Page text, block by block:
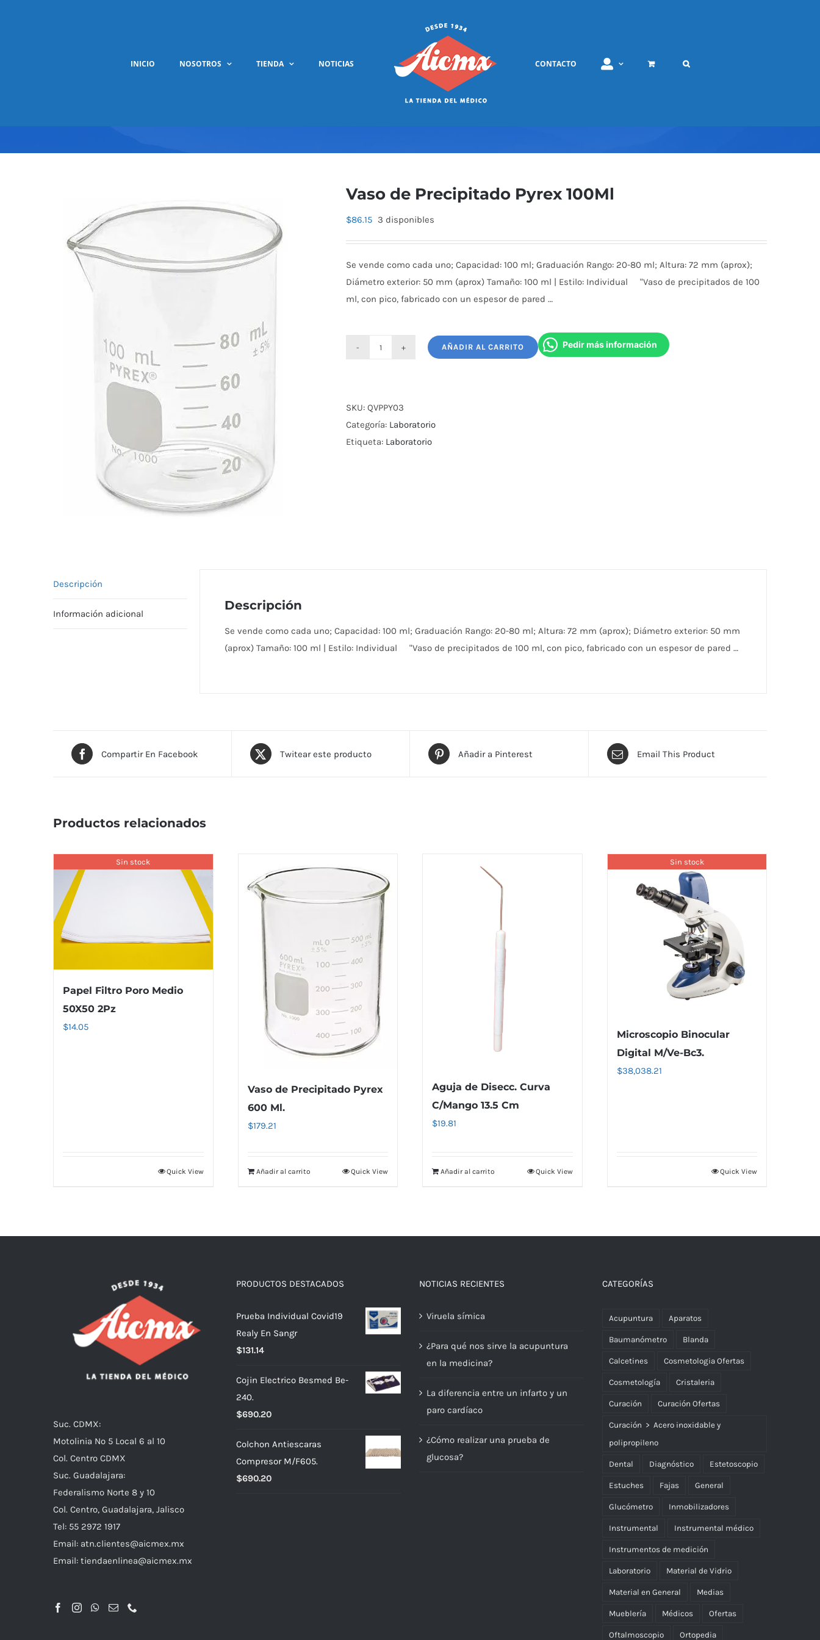
INICIO NOSOTROS TIENDA NOTICIAS CONTACTO
Vaso de Precipitado Pyrex 100Ml
$86.15 3 disponibles
Se vende como cada uno; Capacidad: 100 ml; Graduación Rango: 20-80 ml; Altura: 72 mm (aprox);
Diámetro exterior: 50 mm (aprox) Tamaño: 100 ml | Estilo: Individual "Vaso de precipitados de 100
ml, con pico, fabricado con un espesor de pared …
Pyrex
100Ml
cantidad
AÑADIR AL CARRITO Pedir más información
SKU: QVPPY03
Categoría: Laboratorio
Etiqueta: Laboratorio
Descripción
Información adicional
Descripción
Se vende como cada uno; Capacidad: 100 ml; Graduación Rango: 20-80 ml; Altura: 72 mm (aprox); Diámetro exterior: 50 mm
(aprox) Tamaño: 100 ml | Estilo: Individual "Vaso de precipitados de 100 ml, con pico, fabricado con un espesor de pared …
Compartir En Facebook Twitear este producto Añadir a Pinterest Email This Product
Productos relacionados
Sin stock
Papel Filtro Poro Medio
50X50 2Pz
$14.05
Quick View
Vaso de Precipitado Pyrex
600 Ml.
$179.21
Añadir al carrito Quick View
Aguja de Disecc. Curva
C/Mango 13.5 Cm
$19.81
Añadir al carrito Quick View
Sin stock
Microscopio Binocular
Digital M/Ve-Bc3.
$38,038.21
Quick View
Suc. CDMX:
Motolinia No 5 Local 6 al 10
Col. Centro CDMX
Suc. Guadalajara:
Federalismo Norte 8 y 10
Col. Centro, Guadalajara, Jalisco
Tel: 55 2972 1917
Email: atn.clientes@aicmex.mx
Email: tiendaenlinea@aicmex.mx
PRODUCTOS DESTACADOS
Prueba Individual Covid19
Realy En Sangr
$131.14
Cojin Electrico Besmed Be-
240.
$690.20
Colchon Antiescaras
Compresor M/F605.
$690.20
NOTICIAS RECIENTES
Viruela símica
¿Para qué nos sirve la acupuntura
en la medicina?
La diferencia entre un infarto y un
paro cardíaco
¿Cómo realizar una prueba de
glucosa?
CATEGORÍAS
Acupuntura Aparatos
Baumanómetro Blanda
Calcetines Cosmetologia Ofertas
Cosmetología Cristaleria
Curación Curación Ofertas
Curación > Acero inoxidable y
polipropileno
Dental Diagnóstico Estetoscopio
Estuches Fajas General
Glucómetro Inmobilizadores
Instrumental Instrumental médico
Instrumentos de medición
Laboratorio Material de Vidrio
Material en General Medias
Mueblería Médicos Ofertas
Oftalmoscopio Ortopedia